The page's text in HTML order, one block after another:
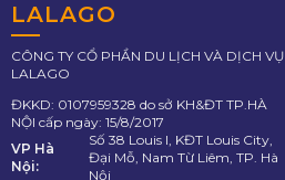
LALAGO
CÔNG TY CỔ PHẦN DU LỊCH VÀ DỊCH VỤ
LALAGO
ĐKKD: 0107959328 do sở KH&ĐT TP.HÀ
NỘI cấp ngày: 15/8/2017
VP Hà
Nội:
Số 38 Louis I, KĐT Louis City,
Đại Mỗ, Nam Từ Liêm, TP. Hà
Nội